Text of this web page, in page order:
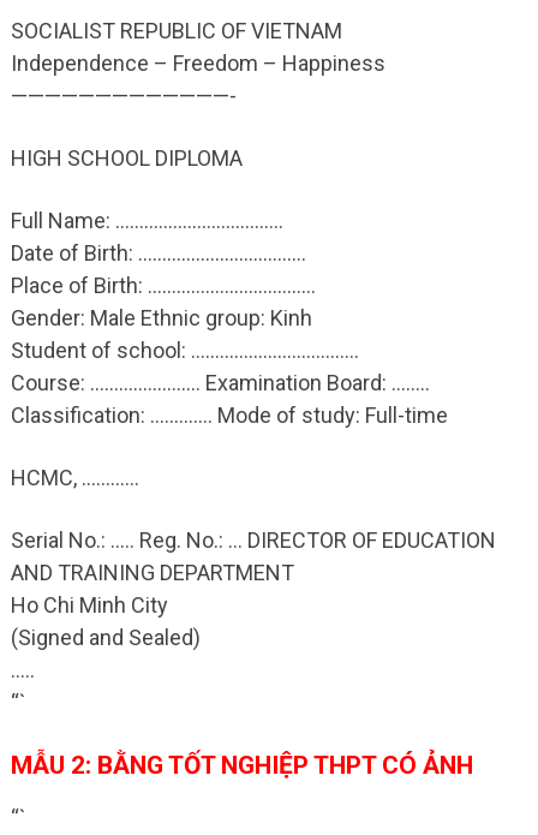
SOCIALIST REPUBLIC OF VIETNAM
Independence – Freedom – Happiness
—————————————-
HIGH SCHOOL DIPLOMA
Full Name: ……………………………..
Date of Birth: ……………………………..
Place of Birth: ……………………………..
Gender: Male Ethnic group: Kinh
Student of school: ……………………………..
Course: ……..…………… Examination Board: ……..
Classification: …………. Mode of study: Full-time
HCMC, …………
Serial No.: ….. Reg. No.: … DIRECTOR OF EDUCATION
AND TRAINING DEPARTMENT
Ho Chi Minh City
(Signed and Sealed)
…..
“`
MẪU 2: BẰNG TỐT NGHIỆP THPT CÓ ẢNH
“`